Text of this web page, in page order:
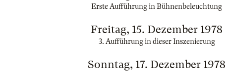
Erste Aufführung in Bühnenbeleuchtung
Freitag, 15. Dezember 1978
3. Aufführung in dieser Inszenierung
Sonntag, 17. Dezember 1978